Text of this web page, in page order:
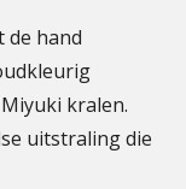
de hand
kralen.
uitstraling die